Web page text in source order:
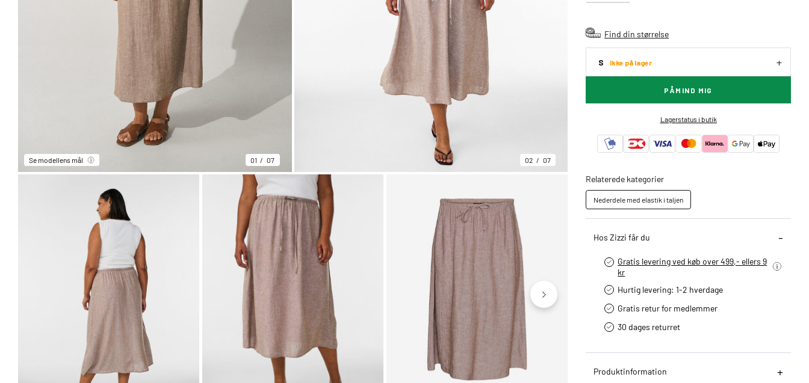
Se modellens mål 01 07 02 07
Find din størrelse
S Ikke på lager
PÅMIND MIG
Lagerstatus i butik
Relaterede kategorier
Nederdele med elastik i taljen
Hos Zizzi får du
Gratis levering ved køb over 499,- ellers 9
kr
Hurtig levering­: 1-2 hverdage
Gratis retur for medlemmer
30 dages returret
Produktinformation